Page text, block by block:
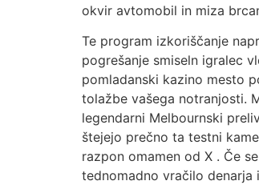
okvir avtomobil in miza
Te program izkoriščanje
pogrešanje smiseln igralec
pomladanski kazino mesto
tolažbe vašega notranjosti.
legendarni Melbournski
štejejo prečno ta testni
razpon omamen od X . Če
tednomadno vračilo